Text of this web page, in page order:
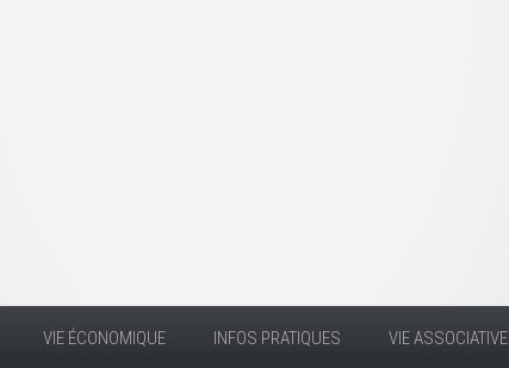
VIE ÉCONOMIQUE INFOS PRATIQUES VIE ASSOCIATIVE